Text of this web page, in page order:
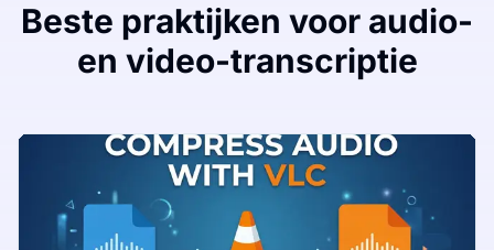
Beste praktijken voor audio-
en video-transcriptie